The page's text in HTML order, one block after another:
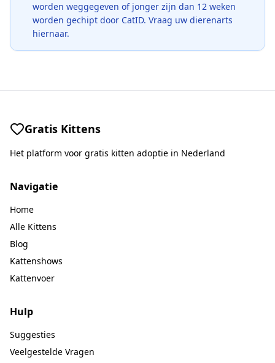
worden weggegeven of jonger zijn dan 12 weken
worden gechipt door CatID. Vraag uw dierenarts
hiernaar.
Gratis Kittens
Het platform voor gratis kitten adoptie in Nederland
Navigatie
Home
Alle Kittens
Blog
Kattenshows
Kattenvoer
Hulp
Suggesties
Veelgestelde Vragen